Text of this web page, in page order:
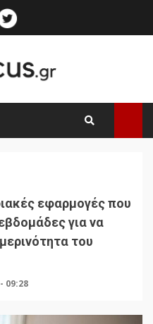
εφαρμογές που
για να
του
09:28